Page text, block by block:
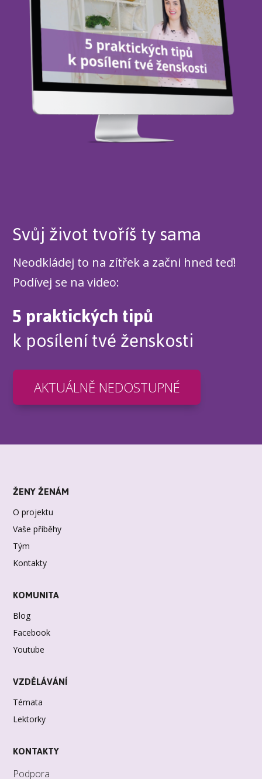
Svůj život tvoříš ty sama
Neodkládej to na zítřek a začni hned teď!
Podívej se na video:
5 praktických tipů
k posílení tvé ženskosti
AKTUÁLNĚ NEDOSTUPNÉ
ŽENY ŽENÁM
O projektu
Vaše příběhy
Tým
Kontakty
KOMUNITA
Blog
Facebook
Youtube
VZDĚLÁVÁNÍ
Témata
Lektorky
KONTAKTY
Podpora